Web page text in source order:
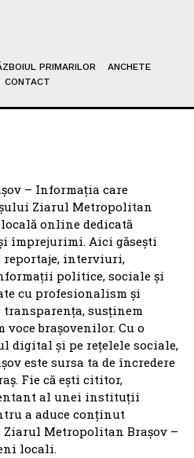
PRIMARILOR
ANCHETE
CONTACT
– Informația care
Ziarul Metropolitan
online dedicată
împrejurimi. Aici găsești
reportaje, interviuri,
politice, sociale și
cu profesionalism și
susținem
brașovenilor. Cu o
digital și pe rețelele sociale,
este sursa ta de încredere
Fie că ești cititor,
al unei instituții
a aduce conținut
Ziarul Metropolitan Brașov –
locali.